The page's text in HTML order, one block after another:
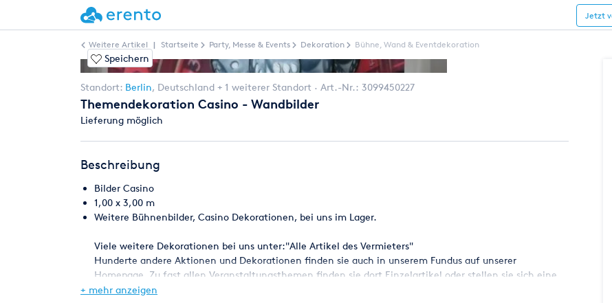
Jetzt
Weitere Artikel | Startseite Party, Messe & Events Dekoration Bühne, Wand & Eventdekoration
Speichern
Standort: Berlin, Deutschland + 1 weiterer Standort Art.-Nr.: 3099450227
Themendekoration Casino - Wandbilder
Lieferung möglich
Beschreibung
Bilder Casino
1,00 x 3,00 m
Weitere Bühnenbilder, Casino Dekorationen, bei uns im Lager.
Viele weitere Dekorationen bei uns unter:"Alle Artikel des Vermieters"
Hunderte andere Aktionen und Dekorationen finden sie auch in unserem Fundus auf unserer
Homepage. Zu fast allen Veranstaltungsthemen finden sie dort Einzelartikel oder stellen sie sich eine
komplette Veranstaltung mit Aktionen und Ausstattung zusammen. Alles für ihre Veranstaltung aus
+ mehr anzeigen